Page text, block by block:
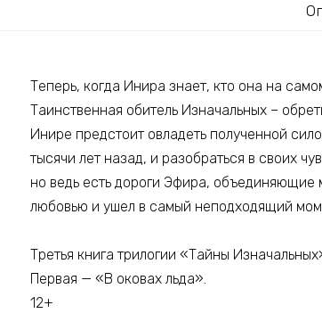
Теперь, когда Инира знает, кто она на
Таинственная обитель Изначальных –
Инире предстоит овладеть полученной
тысячи лет назад, и разобраться в своих
но ведь есть дороги Эфира, объединяющие
любовью и ушел в самый неподходящий
Третья книга трилогии «Тайны
Первая — «В оковах льда».
12+